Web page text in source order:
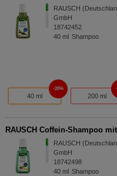
RAUSCH
GmbH
18742452
40 ml Shampoo
40 ml
20%
200 ml
RAUSCH Coffein-Shampoo
RAUSCH
GmbH
18742498
40 ml Shampoo